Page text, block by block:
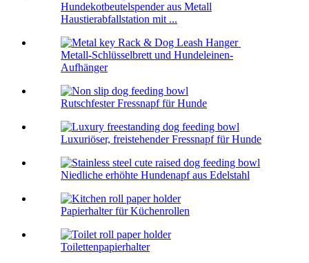
Hundekotbeutelspender aus Metall
Haustierabfallstation mit ...
Metall-Schlüsselbrett und Hundeleinen-
Aufhänger
Rutschfester Fressnapf für Hunde
Luxuriöser, freistehender Fressnapf für Hunde
Niedliche erhöhte Hundenapf aus Edelstahl
Papierhalter für Küchenrollen
Toilettenpapierhalter